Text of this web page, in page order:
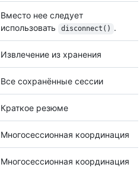
Вместо нее следует
использовать
disconnect() .
Извлечение из хранения
Все сохранённые сессии
Краткое резюме
Многосессионная координация
Многосессионная координация